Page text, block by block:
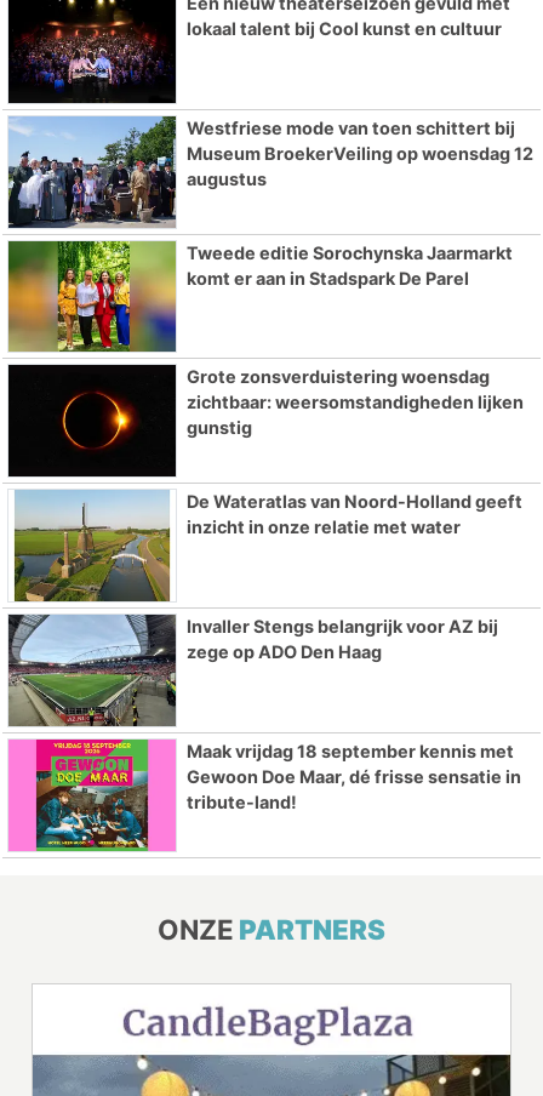
lokaal talent bij Cool kunst en cultuur
Westfriese mode van toen schittert bij
Museum BroekerVeiling op woensdag 12
augustus
Tweede editie Sorochynska Jaarmarkt
komt er aan in Stadspark De Parel
Grote zonsverduistering woensdag
zichtbaar: weersomstandigheden lijken
gunstig
De Wateratlas van Noord-Holland geeft
inzicht in onze relatie met water
Invaller Stengs belangrijk voor AZ bij
zege op ADO Den Haag
Maak vrijdag 18 september kennis met
Gewoon Doe Maar, dé frisse sensatie in
tribute-land!
ONZE PARTNERS